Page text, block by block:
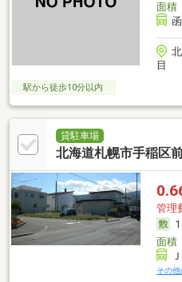
面積
目
駅から徒歩10分以内
貸駐車場
北海道札幌市手稲区
管理
面積
その他